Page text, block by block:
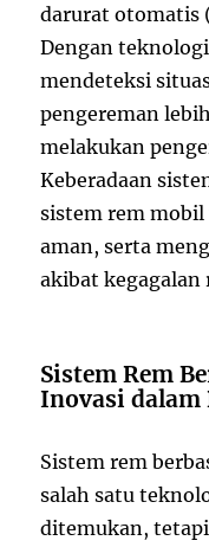
darurat otomatis
Dengan
mendeteksi
pengereman
melakukan
Keberadaan
sistem rem
aman, serta
akibat kegagalan
Sistem Rem
Inovasi
Sistem rem
salah satu
ditemukan,